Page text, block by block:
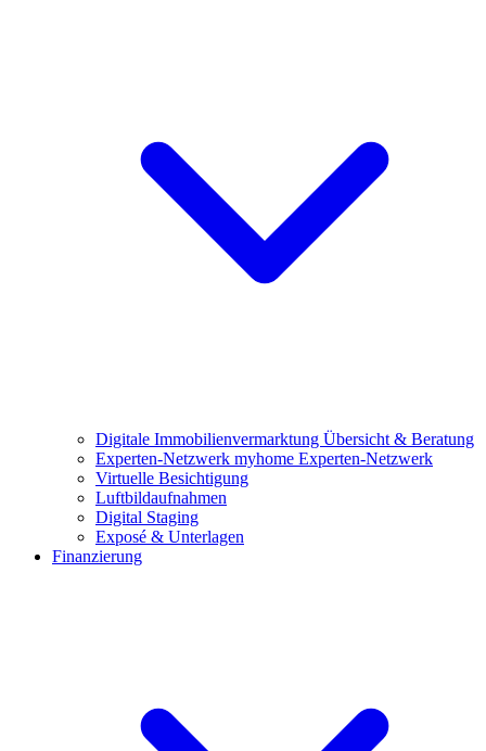
Digitale Immobilienvermarktung Übersicht & Beratung
Experten-Netzwerk myhome Experten-Netzwerk
Virtuelle Besichtigung
Luftbildaufnahmen
Digital Staging
Exposé & Unterlagen
Finanzierung